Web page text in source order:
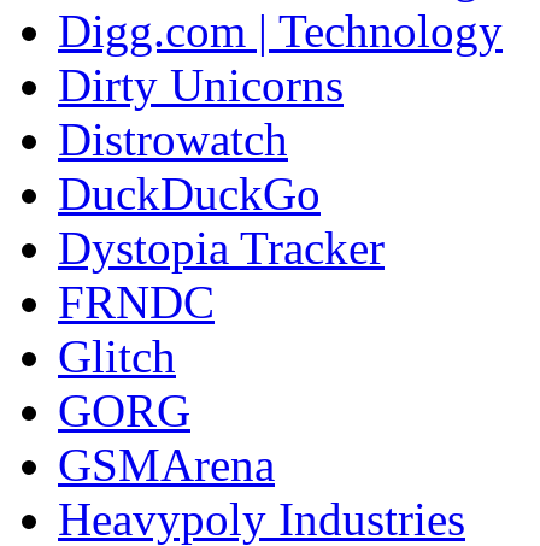
Digg.com | Technology
Dirty Unicorns
Distrowatch
DuckDuckGo
Dystopia Tracker
FRNDC
Glitch
GORG
GSMArena
Heavypoly Industries